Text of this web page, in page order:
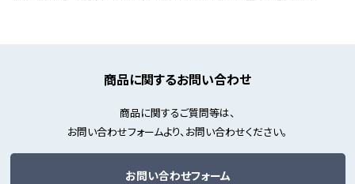
商品に関するお問い合わせ
商品に関するご質問等は、
お問い合わせフォームより、お問い合わせください。
お問い合わせフォーム